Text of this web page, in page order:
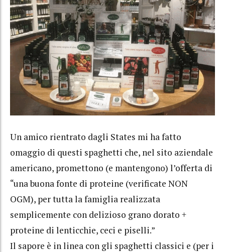
Un amico rientrato dagli States mi ha fatto
omaggio di questi spaghetti che, nel sito aziendale
americano, promettono (e mantengono) l’offerta di
“una buona fonte di proteine (verificate NON
OGM), ​​per tutta la famiglia realizzata
semplicemente con delizioso grano dorato +
proteine ​​di lenticchie, ceci e piselli.”
Il sapore è in linea con gli spaghetti classici e (per i